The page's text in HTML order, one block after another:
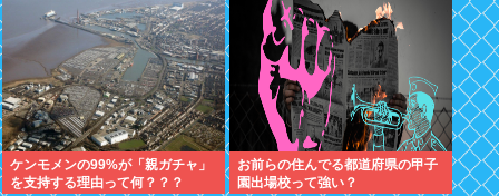
ケンモメンの99%が「親ガチャ」
を支持する理由って何？？？
お前らの住んでる都道府県の甲子
園出場校って強い？